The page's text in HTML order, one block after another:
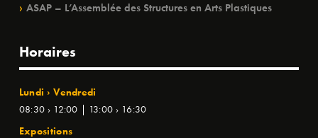
ASAP – L’Assemblée des Structures en Arts Plastiques
Horaires
Lundi › Vendredi
08:30 › 12:00 | 13:00 › 16:30
Expositions